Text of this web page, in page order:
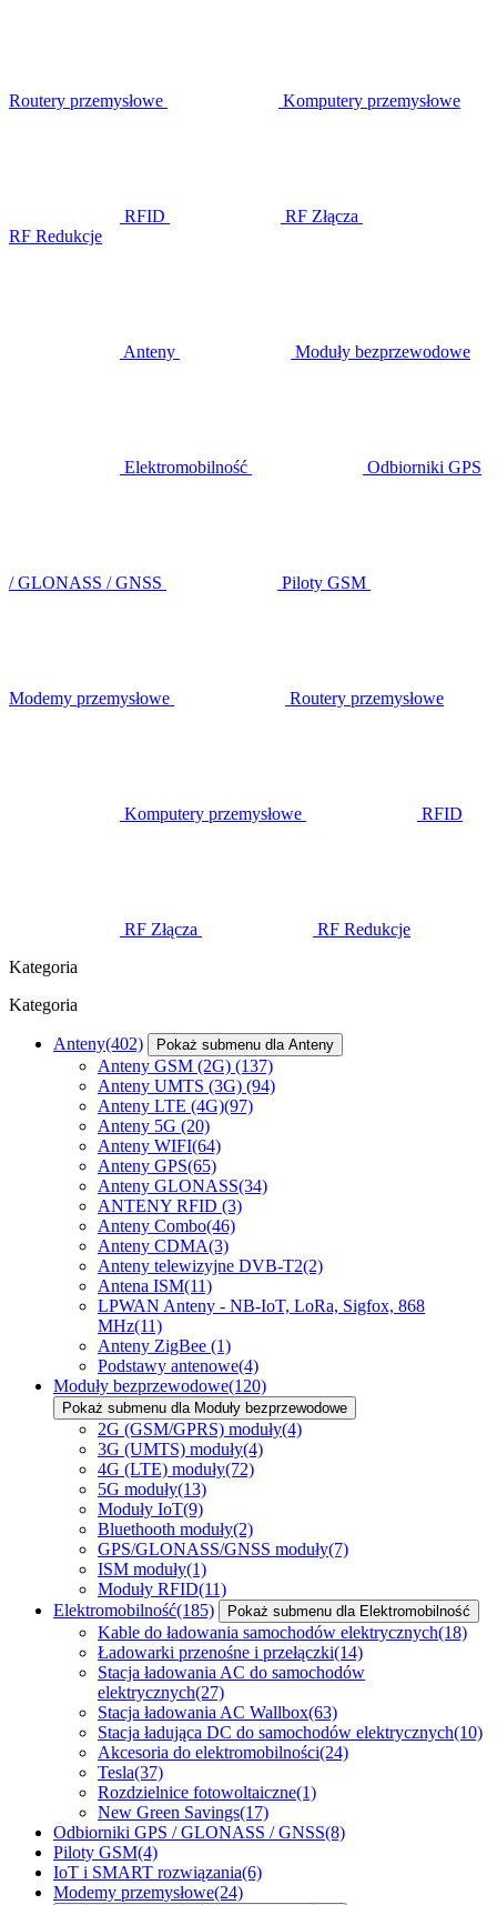
Routery przemysłowe Komputery przemysłowe
RFID
RF Złącza
RF Redukcje
Anteny Moduły bezprzewodowe
Elektromobilność Odbiorniki GPS
/ GLONASS / GNSS Piloty GSM
Modemy przemysłowe Routery przemysłowe
Komputery przemysłowe RFID
RF Złącza
RF Redukcje
Kategoria
Kategoria
Anteny(402) Pokaż submenu dla Anteny
Anteny GSM (2G) (137)
Anteny UMTS (3G) (94)
Anteny LTE (4G)(97)
Anteny 5G (20)
Anteny WIFI(64)
Anteny GPS(65)
Anteny GLONASS(34)
ANTENY RFID (3)
Anteny Combo(46)
Anteny CDMA(3)
Anteny telewizyjne DVB-T2(2)
Antena ISM(11)
LPWAN Anteny - NB-IoT, LoRa, Sigfox, 868
MHz(11)
Anteny ZigBee (1)
Podstawy antenowe(4)
Moduły bezprzewodowe(120)
Pokaż submenu dla Moduły bezprzewodowe
2G (GSM/GPRS) moduły(4)
3G (UMTS) moduły(4)
4G (LTE) moduły(72)
5G moduły(13)
Moduły IoT(9)
Bluethooth moduły(2)
GPS/GLONASS/GNSS moduły(7)
ISM moduły(1)
Moduły RFID(11)
Elektromobilność(185) Pokaż submenu dla Elektromobilność
Kable do ładowania samochodów elektrycznych(18)
Ładowarki przenośne i przełączki(14)
Stacja ładowania AC do samochodów
elektrycznych(27)
Stacja ładowania AC Wallbox(63)
Stacja ładująca DC do samochodów elektrycznych(10)
Akcesoria do elektromobilności(24)
Tesla(37)
Rozdzielnice fotowoltaiczne(1)
New Green Savings(17)
Odbiorniki GPS / GLONASS / GNSS(8)
Piloty GSM(4)
IoT i SMART rozwiązania(6)
Modemy przemysłowe(24)